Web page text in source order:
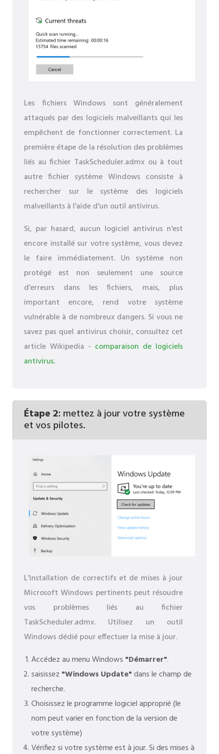
Les fichiers Windows sont généralement
attaqués par des logiciels malveillants qui les
empêchent de fonctionner correctement. La
première étape de la résolution des problèmes
liés au fichier TaskScheduler.admx ou à tout
autre fichier système Windows consiste à
rechercher sur le système des logiciels
malveillants à l'aide d'un outil antivirus.
Si, par hasard, aucun logiciel antivirus n'est
encore installé sur votre système, vous devez
le faire immédiatement. Un système non
protégé est non seulement une source
d’erreurs dans les fichiers, mais, plus
important encore, rend votre système
vulnérable à de nombreux dangers. Si vous ne
savez pas quel antivirus choisir, consultez cet
article Wikipedia - comparaison de logiciels
antivirus.
Étape 2: mettez à jour votre système
et vos pilotes.
L'installation de correctifs et de mises à jour
Microsoft Windows pertinents peut résoudre
vos problèmes liés au fichier
TaskScheduler.admx. Utilisez un outil
Windows dédié pour effectuer la mise à jour.
Accédez au menu Windows "Démarrer".
saisissez "Windows Update"dans le champ de
recherche.
Choisissez le programme logiciel approprié (le
nom peut varier en fonction de la version de
votre système)
Vérifiez si votre système est à jour. Si des mises à